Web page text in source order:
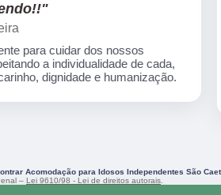
para cuidar dos nossos
a individualidade de cada,
dignidade e humanização.
Acomodação para Idosos Independentes São
– Lei 9610/98 - Lei de direitos autorais